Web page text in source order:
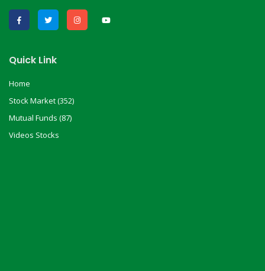
Quick Link
Home
Stock Market (352)
Mutual Funds (87)
Videos Stocks